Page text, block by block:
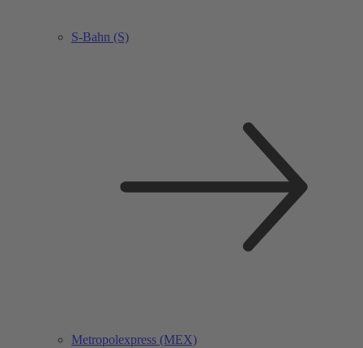
S-Bahn (S)
Metropolexpress (MEX)